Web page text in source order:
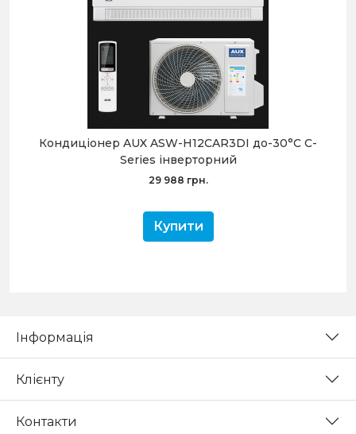
Кондиціонер AUX ASW-H12CAR3DI до-30°C C-
Series інверторний
29 988 грн.
Купити
Інформація
Клієнту
Контакти